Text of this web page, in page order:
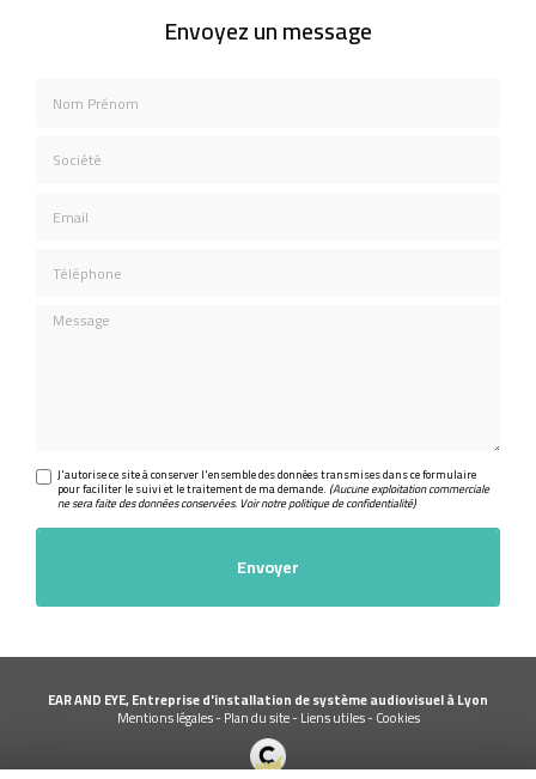
Envoyez un message
Message
J'autorise ce site à conserver l'ensemble des données transmises dans ce formulaire
pour faciliter le suivi et le traitement de ma demande. (Aucune exploitation commerciale
ne sera faite des données conservées. Voir notrepolitique de confidentialité)
EAR AND EYE, Entreprise d'installation de système audiovisuel à Lyon
Mentions légales-Plan du site-Liens utiles-Cookies